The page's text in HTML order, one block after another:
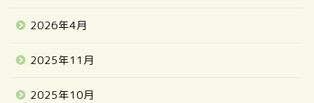
2026年4月
2025年11月
2025年10月